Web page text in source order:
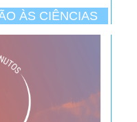
ÀS CIÊNCIAS